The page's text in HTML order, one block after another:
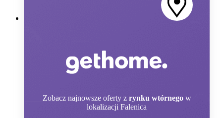
Zobacz najnowsze oferty z rynku wtórnego w
lokalizacji Falenica